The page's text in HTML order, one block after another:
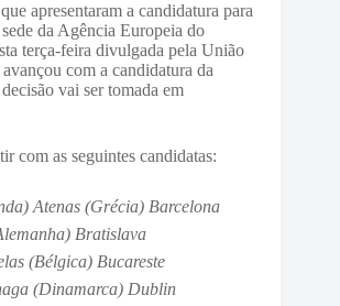
apresentaram a candidatura para
da Agência Europeia do
terça-feira divulgada pela União
com a candidatura da
vai ser tomada em
com as seguintes candidatas:
Atenas (Grécia) Barcelona
Bratislava
(Bélgica) Bucareste
(Dinamarca) Dublin